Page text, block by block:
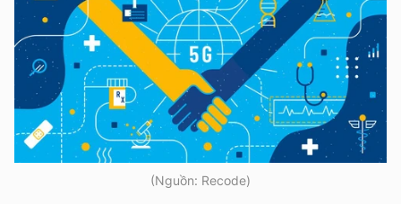
(Nguồn: Recode)